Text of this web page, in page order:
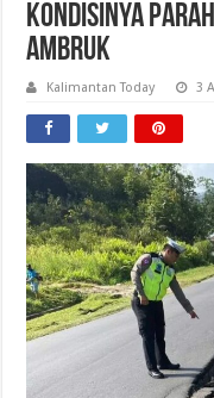
Kondisinya
Ambruk
Kalimantan Today 3